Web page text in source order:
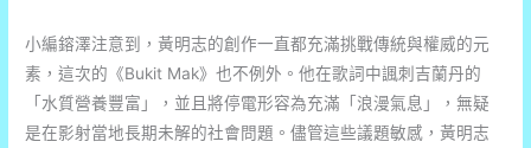
小編鎔澤注意到，黃明志的創作一直都充滿挑戰傳統與權威的元
素，這次的《Bukit Mak》也不例外。他在歌詞中諷刺吉蘭丹的
「水質營養豐富」，並且將停電形容為充滿「浪漫氣息」，無疑
是在影射當地長期未解的社會問題。儘管這些議題敏感，黃明志